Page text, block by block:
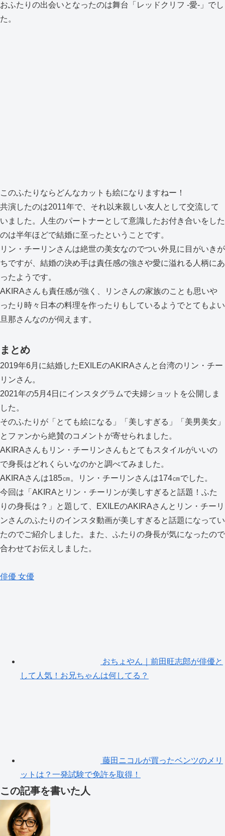
おふたりの出会いとなったのは舞台「レッドクリフ -愛-」でし
た。
このふたりならどんなカットも絵になりますねー！
共演したのは2011年で、それ以来親しい友人として交流して
いました。人生のパートナーとして意識したお付き合いをした
のは半年ほどで結婚に至ったということです。
リン・チーリンさんは絶世の美女なのでつい外見に目がいきが
ちですが、結婚の決め手は責任感の強さや愛に溢れる人柄にあ
ったようです。
AKIRAさんも責任感が強く、リンさんの家族のことも思いや
ったり時々日本の料理を作ったりもしているようでとてもよい
旦那さんなのが伺えます。
まとめ
2019年6月に結婚したEXILEのAKIRAさんと台湾のリン・チー
リンさん。
2021年の5月4日にインスタグラムで夫婦ショットを公開しま
した。
そのふたりが「とても絵になる」「美しすぎる」「美男美女」
とファンから絶賛のコメントが寄せられました。
AKIRAさんもリン・チーリンさんもとてもスタイルがいいの
で身長はどれくらいなのかと調べてみました。
AKIRAさんは185㎝。リン・チーリンさんは174㎝でした。
今回は「AKIRAとリン・チーリンが美しすぎると話題！ふた
りの身長は？」と題して、EXILEのAKIRAさんとリン・チーリ
ンさんのふたりのインスタ動画が美しすぎると話題になってい
たのでご紹介しました。また、ふたりの身長が気になったので
合わせてお伝えしました。
俳優 女優
おちょやん｜前田旺志郎が俳優と
して人気！お兄ちゃんは何してる？
藤田ニコルが買ったベンツのメリ
ットは？一発試験で免許を取得！
この記事を書いた人